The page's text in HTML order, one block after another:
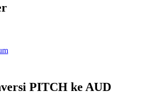
PITCH ke AUD